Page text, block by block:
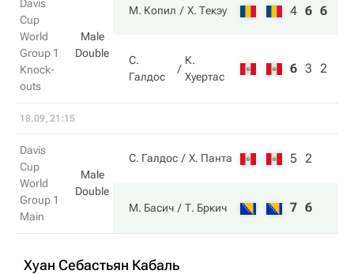
Davis
Cup
World
Group 1
Knock-
outs
Male
Double
М. Копил Х. Текэу 4 6 6
С.
Галдос
К.
Хуертас
6 3 2
18.09, 21:15
Davis
Cup
World
Group 1
Main
Male
Double
С. Галдос Х. Панта 5 2
М. Басич Т. Бркич 7 6
Хуан Себастьян Кабаль